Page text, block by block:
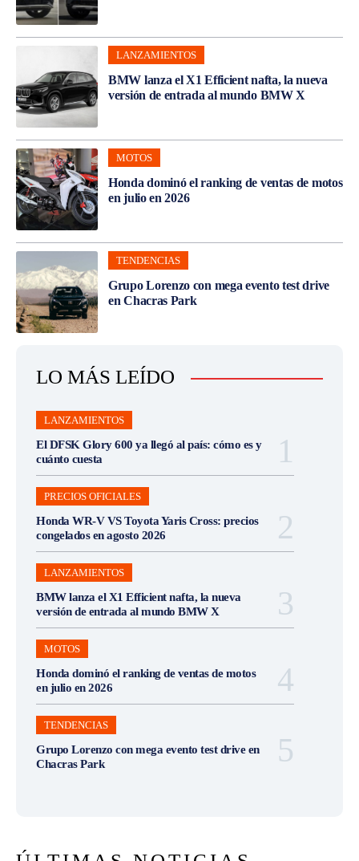
LANZAMIENTOS
BMW lanza el X1 Efficient nafta, la nueva
versión de entrada al mundo BMW X
MOTOS
Honda dominó el ranking de ventas de motos
en julio en 2026
TENDENCIAS
Grupo Lorenzo con mega evento test drive
en Chacras Park
LO MÁS LEÍDO
LANZAMIENTOS
El DFSK Glory 600 ya llegó al país: cómo es y
cuánto cuesta
PRECIOS OFICIALES
Honda WR-V VS Toyota Yaris Cross: precios
congelados en agosto 2026
LANZAMIENTOS
BMW lanza el X1 Efficient nafta, la nueva
versión de entrada al mundo BMW X
MOTOS
Honda dominó el ranking de ventas de motos
en julio en 2026
TENDENCIAS
Grupo Lorenzo con mega evento test drive en
Chacras Park